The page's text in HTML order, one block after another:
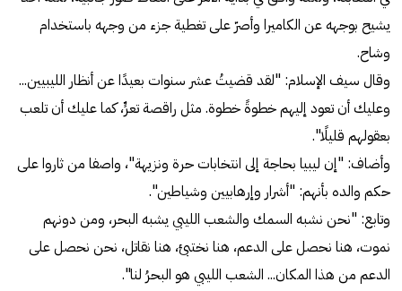
يشيح بوجهه عن الكاميرا وأصرّ على تغطية جزء من وجهه باستخدام
وشاح.
وقال سيف الإسلام: "لقد قضيتُ عشر سنوات بعيدًا عن أنظار الليبيين...
وعليك أن تعود إليهم خطوةً خطوة. مثل راقصة تعرٍّ، كما عليك أن تلعب
بعقولهم قليلًا".
وأضاف: "إن ليبيا بحاجة إلى انتخابات حرة ونزيهة"، واصفا من ثاروا على
حكم والده بأنهم: "أشرار وإرهابيين وشياطين".
وتابع: "نحن نشبه السمك والشعب الليبي يشبه البحر، ومن دونهم
نموت، هنا نحصل على الدعم، هنا نختبئ، هنا نقاتل، نحن نحصل على
الدعم من هذا المكان... الشعب الليبي هو البحرُ لنا".